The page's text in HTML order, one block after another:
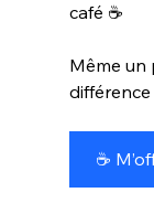
café ☕
Même un
différence
☕